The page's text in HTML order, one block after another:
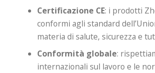
Certificazione CE: i prodotti
conformi agli standard
materia di salute, sicurezza e
Conformità globale:
internazionali sul lavoro e le